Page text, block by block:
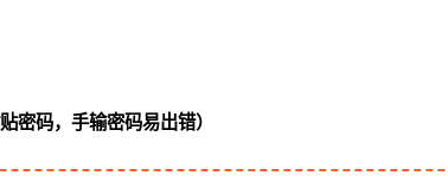
密码，手输密码易出错）